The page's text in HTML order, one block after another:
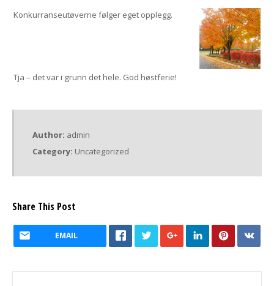
Konkurranseutøverne følger eget opplegg.
Tja – det var i grunn det hele. God høstferie!
Author: admin
Category: Uncategorized
Share This Post
EMAIL